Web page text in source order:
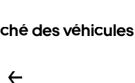
des véhicules